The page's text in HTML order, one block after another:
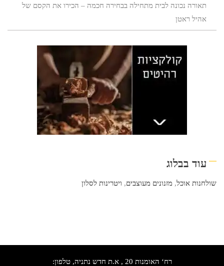
תאורה נכונה לבית מתחילה בבחירה חכמה – הכירו את הקסם של
אהיל ראטן
עוד בבלוג
שולחנות אוכל, מזנונים מעוצבים, ויטרינות לסלון
רח‘ האומנות 20 , א.ת חדש נתניה, טלפון: